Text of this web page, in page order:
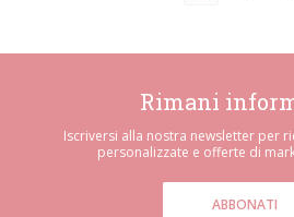
Rimani
Iscriversi alla nostra newsletter per
personalizzate e offerte di
ABBONATI